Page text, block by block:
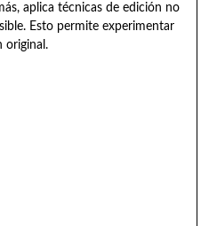
aplica técnicas de edición no
Esto permite experimentar
original.